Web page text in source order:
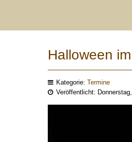
Halloween
Kategorie: Termine
Veröffentlicht: